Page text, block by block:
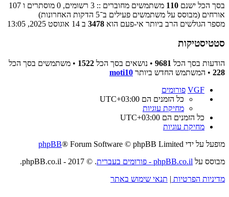
בסך הכל ישנם 110
משתמשים מחוברים :: 3 רשומים, 0 מוסתרים ו 107
אורחים (מבוסס על משתמשים פעילים ב־5 הדקות האחרונות)
מספר הגולשים הרב ביותר אי-פעם הוא 3478 ב 14 אוגוסט 2025, 13:05
סטטיסטיקות
הודעות בסך הכל 9681 • נושאים בסך הכל 1522 • משתמשים בסך הכל
228 • המשתמש החדש ביותר moti10
VGF פורומים
כל הזמנים הם UTC+03:00
מחיקת עוגיות
כל הזמנים הם UTC+03:00
מחיקת עוגיות
מופעל על ידי
phpBB® Forum Software © phpBB Limited
מבוסס על phpBB.co.il - פורומים בעברית
. © 2017 - phpBB.co.il.
מדיניות הפרטיות | תנאי שימוש באתר